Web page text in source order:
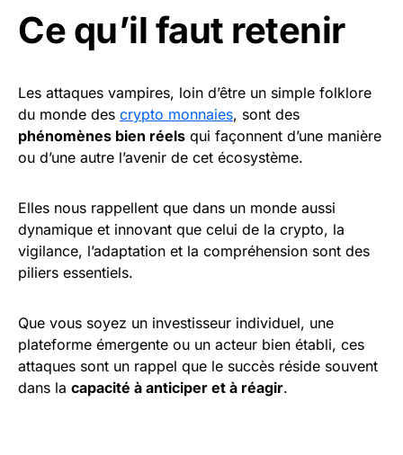
Ce qu’il faut retenir
Les attaques vampires, loin d’être un simple folklore
du monde des crypto monnaies, sont des
phénomènes bien réels qui façonnent d’une manière
ou d’une autre l’avenir de cet écosystème.
Elles nous rappellent que dans un monde aussi
dynamique et innovant que celui de la crypto, la
vigilance, l’adaptation et la compréhension sont des
piliers essentiels.
Que vous soyez un investisseur individuel, une
plateforme émergente ou un acteur bien établi, ces
attaques sont un rappel que le succès réside souvent
dans la capacité à anticiper et à réagir.